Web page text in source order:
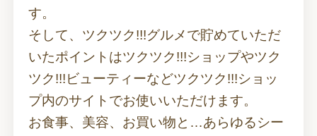
す。
そして、ツクツク!!!グルメで貯めていただ
いたポイントはツクツク!!!ショップやツク
ツク!!!ビューティーなどツクツク!!!ショッ
プ内のサイトでお使いいただけます。
お食事、美容、お買い物と…あらゆるシー